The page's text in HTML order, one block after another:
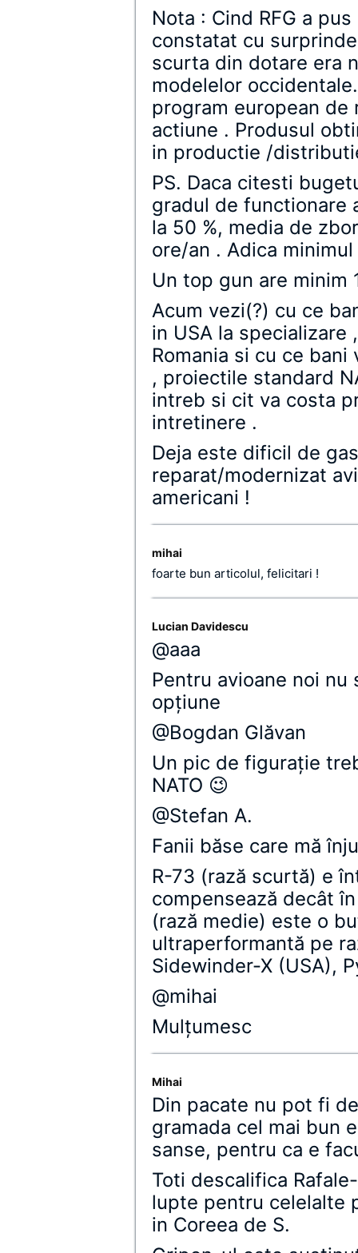
Nota : Cind RFG a
constatat cu
scurta din dotare era
modelelor
program european de
actiune . Produsul
in productie /
PS. Daca citesti
gradul de functionare
la 50 %, media de
ore/an . Adica minimul
Un top gun are minim
Acum vezi(?) cu ce
in USA la
Romania si cu ce
, proiectile standard
intreb si cit va costa
intretinere .
Deja este dificil de
reparat/modernizat
americani !
mihai
foarte bun articolul, felicitari !
Lucian Davidescu
@aaa
Pentru avioane noi
opţiune
@Bogdan Glăvan
Un pic de figuraţie
NATO 😉
@Stefan A.
Fanii băse care mă
R-73 (rază scurtă) e
compensează decât
(rază medie) este o
ultraperformantă pe
Sidewinder-X (USA),
@mihai
Mulţumesc
Mihai
Din pacate nu pot fi
gramada cel mai bun
sanse, pentru ca e
Toti descalifica
lupte pentru celelalte
in Coreea de S.